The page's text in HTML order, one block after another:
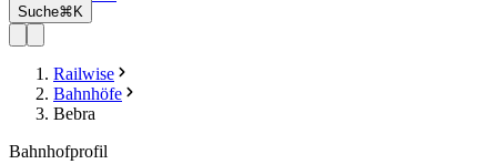
Suche⌘K
Railwise
Bahnhöfe
Bebra
Bahnhofprofil